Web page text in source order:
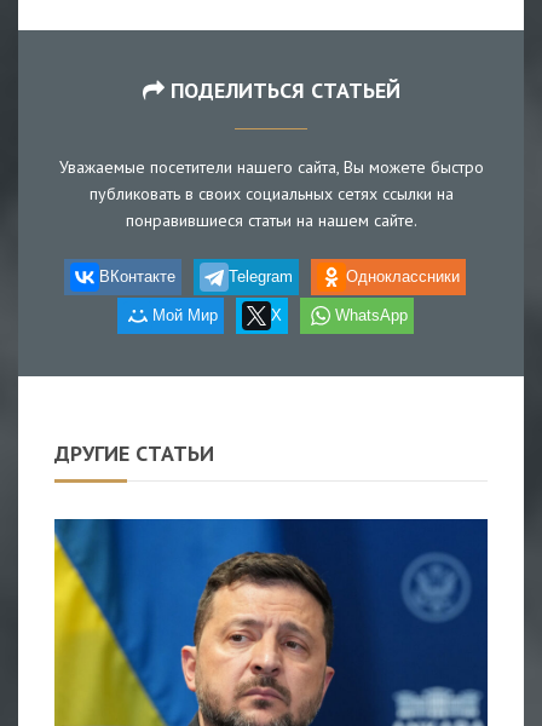
ПОДЕЛИТЬСЯ СТАТЬЕЙ
Уважаемые посетители нашего сайта, Вы можете быстро
публиковать в своих социальных сетях ссылки на
понравившиеся статьи на нашем сайте.
ВКонтакте Telegram Одноклассники
Мой Мир X WhatsApp
ДРУГИЕ СТАТЬИ